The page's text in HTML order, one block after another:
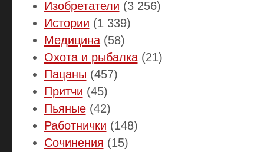
Изобретатели (3 256)
Истории (1 339)
Медицина(58)
Охота и рыбалка(21)
Пацаны (457)
Притчи (45)
Пьяные(42)
Работнички (148)
Сочинения (15)